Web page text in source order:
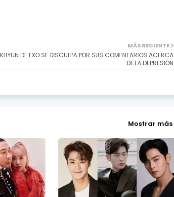
MÁS RECIENTE
DE EXO SE DISCULPA POR SUS COMENTARIOS ACERCA
DE LA DEPRESIÓN
Mostrar más